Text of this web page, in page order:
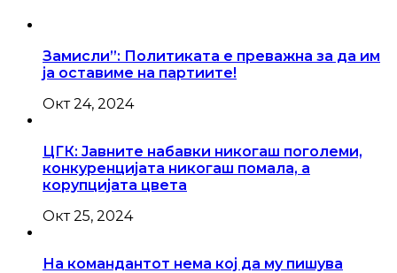
Замисли”: Политиката е преважна за да им
ја оставиме на партиите!
Окт 24, 2024
ЦГК: Јавните набавки никогаш поголеми,
конкуренцијата никогаш помала, а
корупцијата цвета
Окт 25, 2024
На командантот нема кој да му пишува